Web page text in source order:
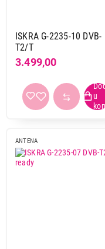
ISKRA G-2235-10 DVB-
T2/T
3.499,00
ANTENA